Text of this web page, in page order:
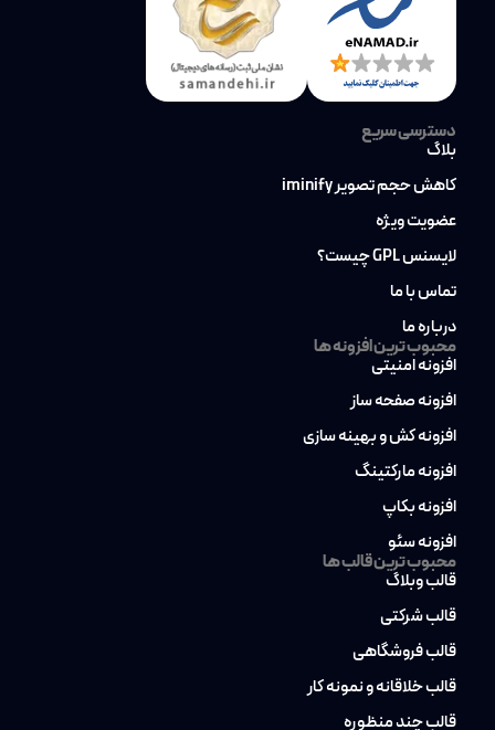
دسترسی سریع
بلاگ
کاهش حجم تصویر iminify
عضویت ویژه
لایسنس GPL چیست؟
تماس با ما
درباره ما
محبوب ترین افزونه ها
افزونه امنیتی
افزونه صفحه ساز
افزونه کش و بهینه سازی
افزونه مارکتینگ
افزونه بکاپ
افزونه سئو
محبوب ترین قالب ها
قالب وبلاگ
قالب شرکتی
قالب فروشگاهی
قالب خلاقانه و نمونه کار
قالب چند منظوره